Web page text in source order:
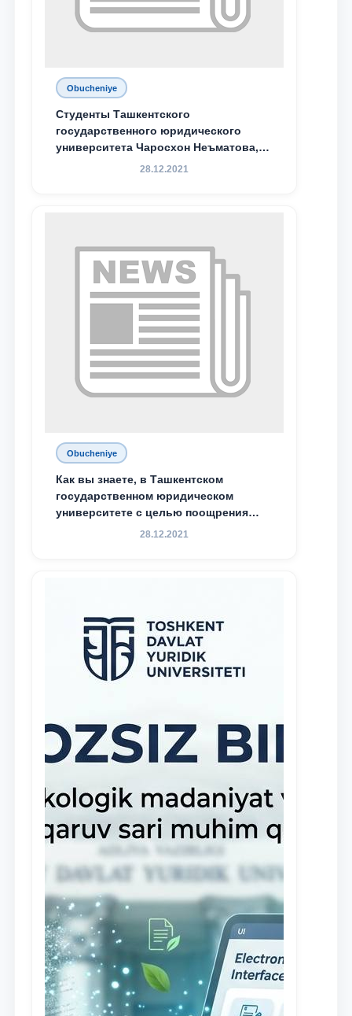
Obucheniye
Студенты Ташкентского
государственного юридического
университета Чаросхон Неъматова,
Севдо Хакимходжаева, Анбарой
специальной стипендии имени
Хадичи Сулеймановой.
28.12.2021
Obucheniye
Как вы знаете, в Ташкентском
государственном юридическом
университете с целью поощрения
талантливых, активных и
28.12.2021